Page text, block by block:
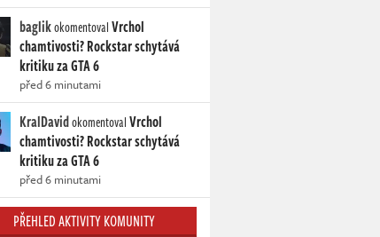
baglikokomentovalVrchol
chamtivosti? Rockstar schytává
kritiku za GTA 6
před 6 minutami
KralDavidokomentovalVrchol
chamtivosti? Rockstar schytává
kritiku za GTA 6
před 6 minutami
PŘEHLED AKTIVITY KOMUNITY